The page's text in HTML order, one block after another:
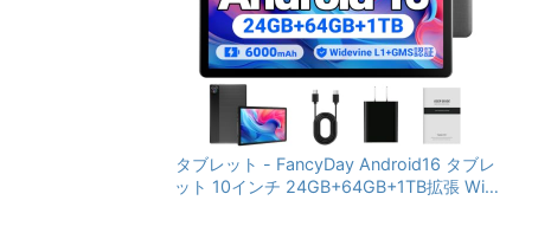
タブレット - FancyDay Android16 タブレ
ット 10インチ 24GB+64GB+1TB拡張 WiFi